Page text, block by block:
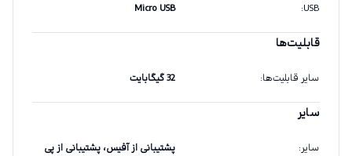
USB
:
Micro USB
قابلیت‌ها
سایر قابلیت‌ها: 32 گیگابایت
سایر
سایر:
پشتیبانی از آفیس، پشتیبانی از پی